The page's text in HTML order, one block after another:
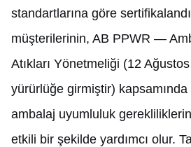
standartlarına göre
müşterilerinin, AB PPWR —
Atıkları Yönetmeliği (12
yürürlüğe girmiştir)
ambalaj uyumluluk
etkili bir şekilde yardımcı olur.